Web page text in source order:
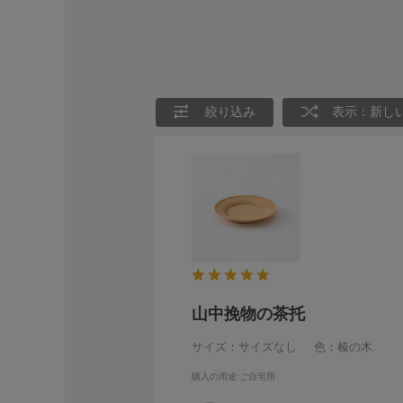
絞り込み 表示：新し
山中挽物の茶托
サイズ：サイズなし 色：榛の木
購入の用途:ご自宅用